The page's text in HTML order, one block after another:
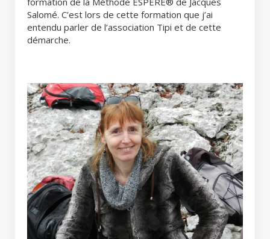
Salomé. C’est lors de cette formation que j’ai
entendu parler de l’association Tipi et de cette
démarche.